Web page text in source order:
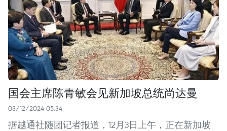
国会主席陈青敏会见新加坡总统尚达曼
03/12/2024 05:34
据越通社随团记者报道，12月3日上午，正在新加坡